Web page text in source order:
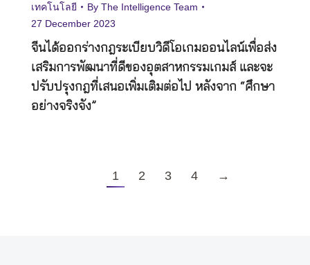
เทคโนโลยี By The Intelligence Team
27 December 2023
จีนได้ออกร่างกฎระเบียบวิดีโอเกมออนไลน์เพื่อส่ง
เสริมการพัฒนาที่ดีของอุตสาหกรรมเกมส์ และจะ
ปรับปรุงกฎที่เสนอเพิ่มเติมต่อไป หลังจาก “ศึกษา
อย่างจริงจัง”
1 2 3 4 →